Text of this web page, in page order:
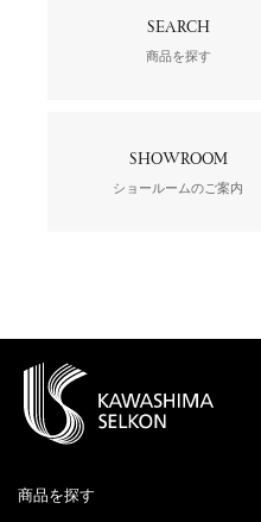
SEARCH
商品を探す
SHOWROOM
ショールームのご案内
商品を探す